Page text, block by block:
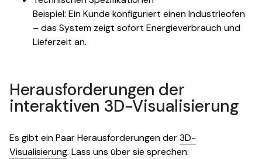
Beispiel: Ein Kunde konfiguriert einen Industrieofen
– das System zeigt sofort Energieverbrauch und
Lieferzeit an.
Herausforderungen der
interaktiven 3D-Visualisierung
Es gibt ein Paar Herausforderungen der3D-
Visualisierung. Lass uns über sie sprechen: